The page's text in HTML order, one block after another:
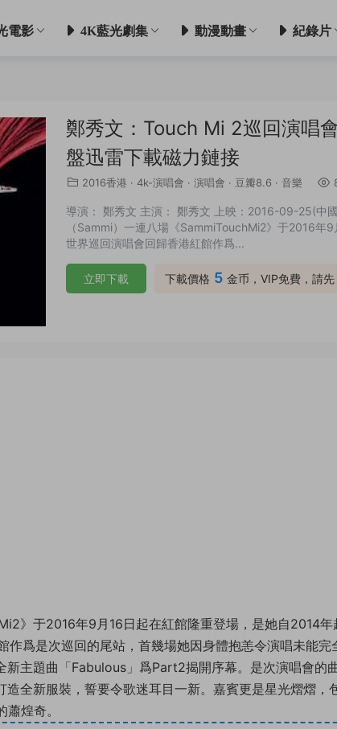
電影 4K藍光劇集 動漫動畫 紀錄片
鄭秀文：Touch Mi 2巡回演唱
盤迅雷下載磁力鏈接
2016香港 · 4k-演唱會 · 演唱會 · 豆瓣8.6 · 音樂
導演： 鄭秀文 主演： 鄭秀文 上映：2016-09-25(
（Sammi）一連八場《SammiTouchMi2》于2016年
世界巡回演唱會回歸香港紅館作爲...
下載價格 5 金币，VIP免費，請先
立即下載
》于2016年9月16日起在紅館隆重登場，是她自2014年
作爲是次巡回的尾站，首幾場她因身體抱恙令演唱未能完
主題曲「Fabulous」爲Part2揭開序幕。是次演唱會的
全新服裝，誓要令歌迷耳目一新。嘉賓更是星光熠熠，
煌奇。